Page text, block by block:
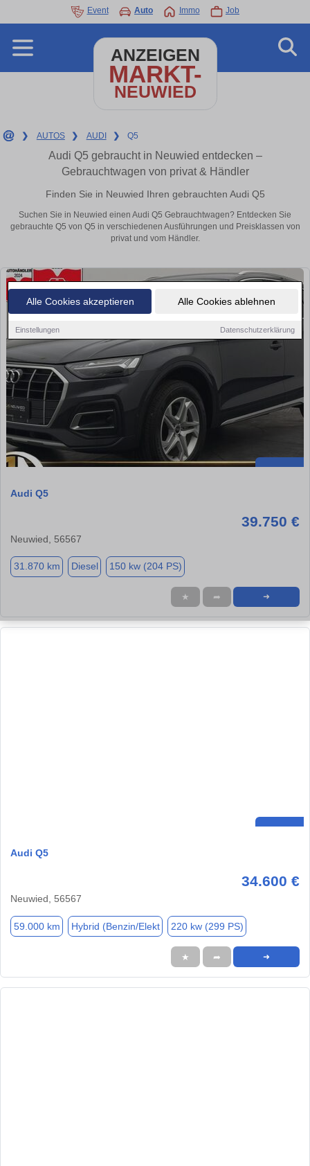
Alle Cookies akzeptieren Alle Cookies ablehnen
Einstellungen Datenschutzerklärung
Event Auto Immo Job
ANZEIGEN
MARKT-
NEUWIED
❯ AUTOS ❯ AUDI ❯ Q5
Audi Q5 gebraucht in Neuwied entdecken –
Gebrauchtwagen von privat & Händler
Finden Sie in Neuwied Ihren gebrauchten Audi Q5
Suchen Sie in Neuwied einen Audi Q5 Gebrauchtwagen? Entdecken Sie
gebrauchte Q5 von Q5 in verschiedenen Ausführungen und Preisklassen von
privat und vom Händler.
Audi Q5
39.750 €
Neuwied, 56567
31.870 km Diesel 150 kw (204 PS)
★ ➦ ➜
Audi Q5
34.600 €
Neuwied, 56567
59.000 km Hybrid (Benzin/Elekt 220 kw (299 PS)
★ ➦ ➜